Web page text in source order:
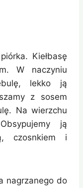
Kiełbasę
W naczyniu
lekko ją
z sosem
Na wierzchu
ją
czosnkiem i
nagrzanego do